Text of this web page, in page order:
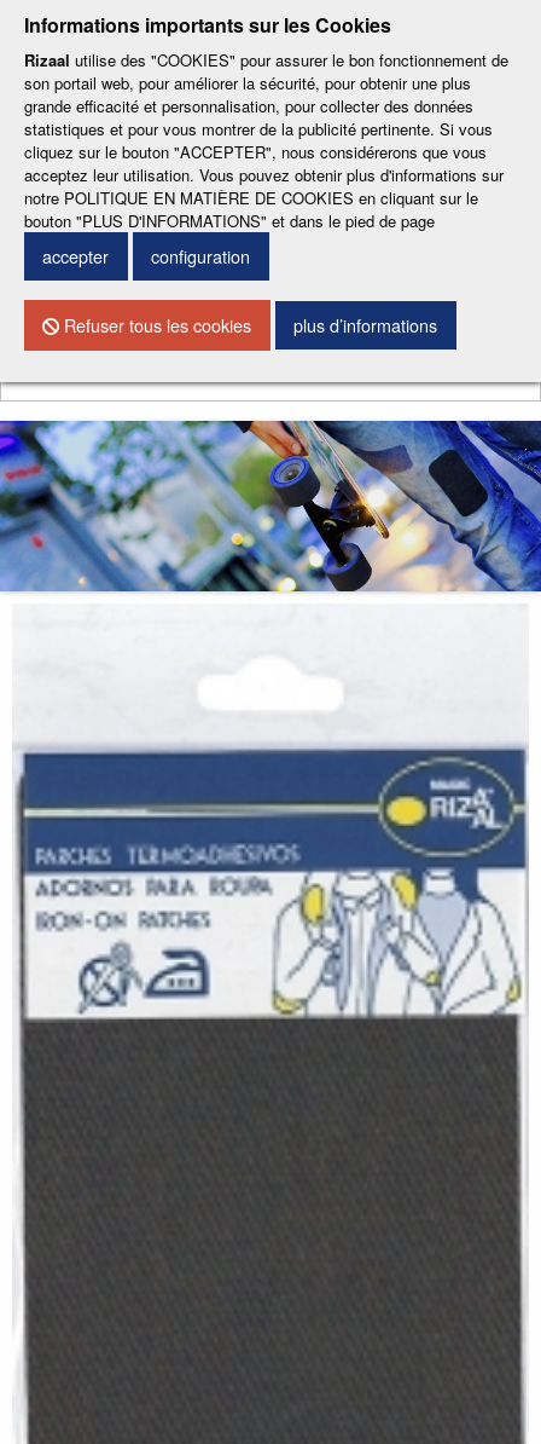
Informations importants sur les Cookies
Rizaal utilise des "COOKIES" pour assurer le bon fonctionnement de
son portail web, pour améliorer la sécurité, pour obtenir une plus
grande efficacité et personnalisation, pour collecter des données
statistiques et pour vous montrer de la publicité pertinente. Si vous
cliquez sur le bouton "ACCEPTER", nous considérerons que vous
acceptez leur utilisation. Vous pouvez obtenir plus d'informations sur
notre POLITIQUE EN MATIÈRE DE COOKIES en cliquant sur le
bouton "PLUS D'INFORMATIONS" et dans le pied de page
accepter configuration
Refuser tous les cookies plus d’informations
- ESP- ENG-CAT -FRA-DEU
CONTACTEZ NOUS
Menu
Chercher